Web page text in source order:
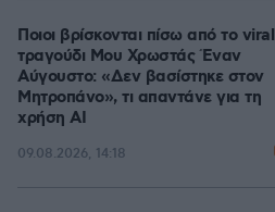
Ποιοι βρίσκονται πίσω από το viral
τραγούδι Μου Χρωστάς Έναν
Αύγουστο: «Δεν βασίστηκε στον
Μητροπάνο», τι απαντάνε για τη
χρήση AI
09.08.2026, 14:18